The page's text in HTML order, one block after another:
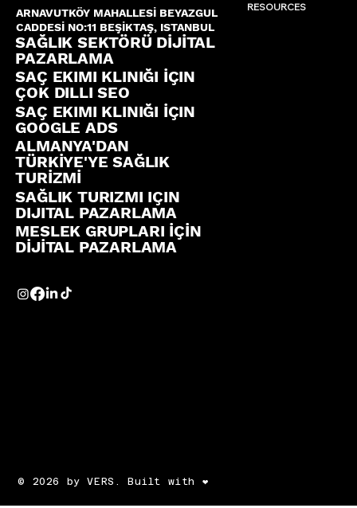
ARNAVUTKÖY MAHALLESİ BEYAZGUL
CADDESİ NO:11 BEŞİKTAŞ, ISTANBUL
SAĞLIK SEKTÖRÜ DİJİTAL
PAZARLAMA
SAÇ EKIMI KLINIĞI İÇIN
ÇOK DILLI SEO
SAÇ EKIMI KLINIĞI İÇIN
GOOGLE ADS
ALMANYA'DAN
TÜRKİYE'YE SAĞLIK
TURİZMİ
SAĞLIK TURIZMI IÇIN
DIJITAL PAZARLAMA
MESLEK GRUPLARI İÇİN
DİJİTAL PAZARLAMA
RESOURCES
© 2026 by VERS. Built with ❤️